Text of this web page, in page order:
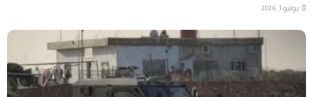
يوليو 1, 2026